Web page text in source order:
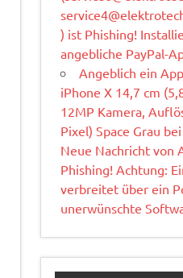
) ist Phishing!
angebliche PayPal-
Angeblich ein
iPhone X 14,7 cm
12MP Kamera,
Pixel) Space Grau
Neue Nachricht von
Phishing! Achtung:
verbreitet über ein
unerwünschte